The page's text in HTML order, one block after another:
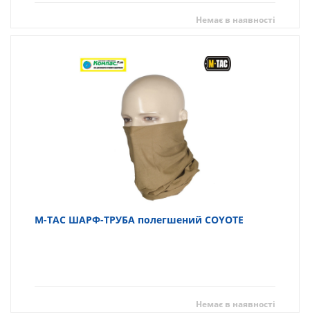
Немає в наявності
M-TAC ШАРФ-ТРУБА полегшений COYOTE
Немає в наявності